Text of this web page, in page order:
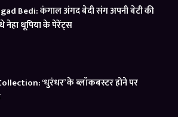
Bedi: कंगाल अंगद बेदी संग अपनी बेटी की
नेहा धूपिया के पेरेंट्स
‘धुरंधर’ के ब्लॉकबस्टर होने पर